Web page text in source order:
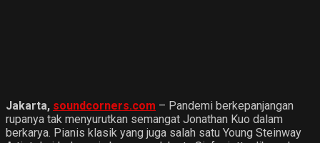
Jakarta, soundcorners.com – Pandemi berkepanjangan
rupanya tak menyurutkan semangat Jonathan Kuo dalam
berkarya. Pianis klasik yang juga salah satu Young Steinway